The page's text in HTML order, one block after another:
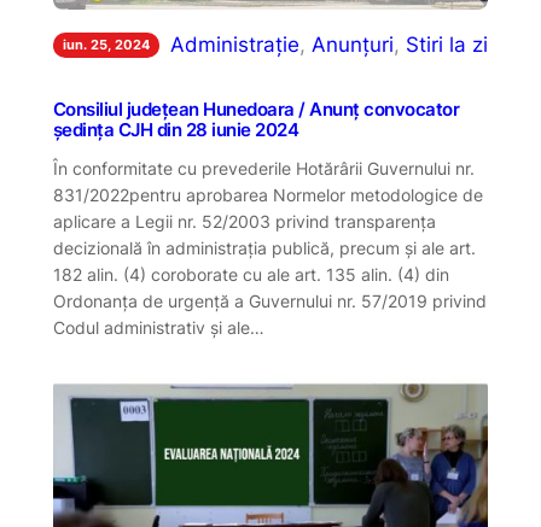
iun. 25, 2024 Administrație, Anunțuri, Stiri la zi
Consiliul județean Hunedoara / Anunț convocator
ședința CJH din 28 iunie 2024
În conformitate cu prevederile Hotărârii Guvernului nr.
831/2022pentru aprobarea Normelor metodologice de
aplicare a Legii nr. 52/2003 privind transparenţa
decizională în administraţia publică, precum și ale art.
182 alin. (4) coroborate cu ale art. 135 alin. (4) din
Ordonanța de urgență a Guvernului nr. 57/2019 privind
Codul administrativ și ale…